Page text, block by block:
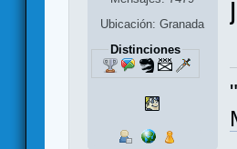
Ubicación: Granada
Distinciones